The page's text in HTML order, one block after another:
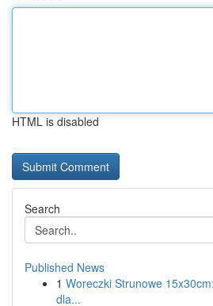
HTML is disabled
Search
Published News
1 Woreczki Strunowe
dla...